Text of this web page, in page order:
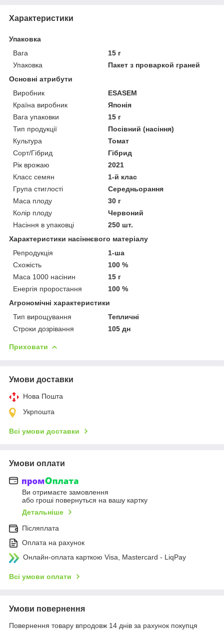
Характеристики
Упаковка
Вага
15 г
Упаковка
Пакет з проваркой граней
Основні атрибути
Виробник
ESASEM
Країна виробник
Японія
Вага упаковки
15 г
Тип продукції
Посівний (насіння)
Культура
Томат
Сорт/Гібрид
Гібрид
Рік врожаю
2021
Класс семян
1-й клас
Група стиглості
Середньорання
Маса плоду
30 г
Колір плоду
Червоний
Насіння в упаковці
250 шт.
Характеристики насіннєвого матеріалу
Репродукція
1-ша
Схожість
100 %
Маса 1000 насінин
15 г
Енергія проростання
100 %
Агрономічні характеристики
Тип вирощування
Тепличні
Строки дозрівання
105 дн
Приховати
Умови доставки
Нова Пошта
Укрпошта
Всі умови доставки
Умови оплати
Ви отримаєте замовлення
або гроші повернуться на вашу картку
Детальніше
Післяплата
Оплата на рахунок
Онлайн-оплата карткою Visa, Mastercard - LiqPay
Всі умови оплати
Умови повернення
Повернення товару впродовж 14 днів за рахунок покупця